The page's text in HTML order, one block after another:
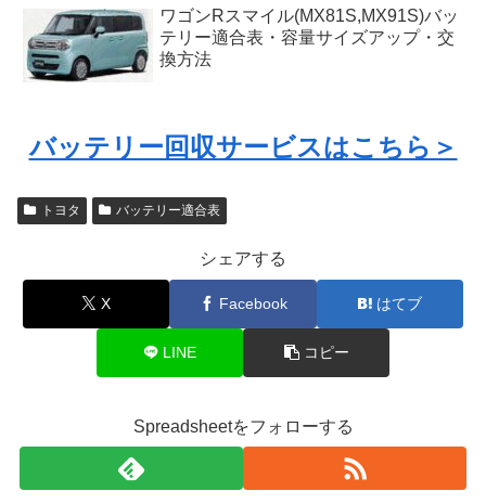
ワゴンRスマイル(MX81S,MX91S)バッ
テリー適合表・容量サイズアップ・交
換方法
バッテリー回収サービスはこちら＞
トヨタ バッテリー適合表
シェアする
X Facebook はてブ
LINE コピー
Spreadsheetをフォローする